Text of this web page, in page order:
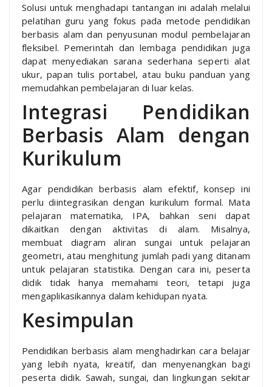
Solusi untuk menghadapi tantangan ini adalah melalui
pelatihan guru yang fokus pada metode pendidikan
berbasis alam dan penyusunan modul pembelajaran
fleksibel. Pemerintah dan lembaga pendidikan juga
dapat menyediakan sarana sederhana seperti alat
ukur, papan tulis portabel, atau buku panduan yang
memudahkan pembelajaran di luar kelas.
Integrasi Pendidikan
Berbasis Alam dengan
Kurikulum
Agar pendidikan berbasis alam efektif, konsep ini
perlu diintegrasikan dengan kurikulum formal. Mata
pelajaran matematika, IPA, bahkan seni dapat
dikaitkan dengan aktivitas di alam. Misalnya,
membuat diagram aliran sungai untuk pelajaran
geometri, atau menghitung jumlah padi yang ditanam
untuk pelajaran statistika. Dengan cara ini, peserta
didik tidak hanya memahami teori, tetapi juga
mengaplikasikannya dalam kehidupan nyata.
Kesimpulan
Pendidikan berbasis alam menghadirkan cara belajar
yang lebih nyata, kreatif, dan menyenangkan bagi
peserta didik. Sawah, sungai, dan lingkungan sekitar